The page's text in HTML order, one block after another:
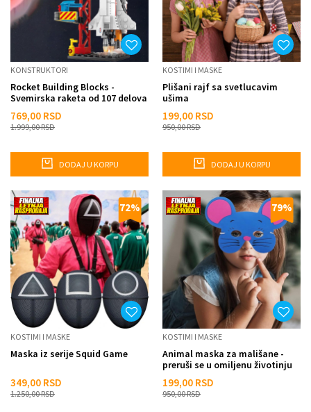
KONSTRUKTORI
Rocket Building Blocks -
Svemirska raketa od 107 delova
769,00 RSD
1.999,00RSD
DODAJ U KORPU
KOSTIMI I MASKE
Plišani rajf sa svetlucavim
ušima
199,00 RSD
950,00RSD
DODAJ U KORPU
72%
KOSTIMI I MASKE
Maska iz serije Squid Game
349,00 RSD
1.250,00RSD
79%
KOSTIMI I MASKE
Animal maska za mališane -
preruši se u omiljenu životinju
199,00 RSD
950,00RSD